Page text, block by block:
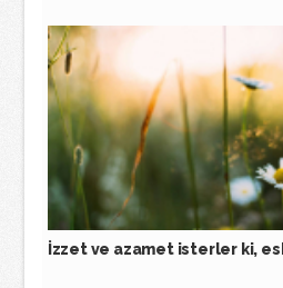
İzzet ve azamet isterler ki,